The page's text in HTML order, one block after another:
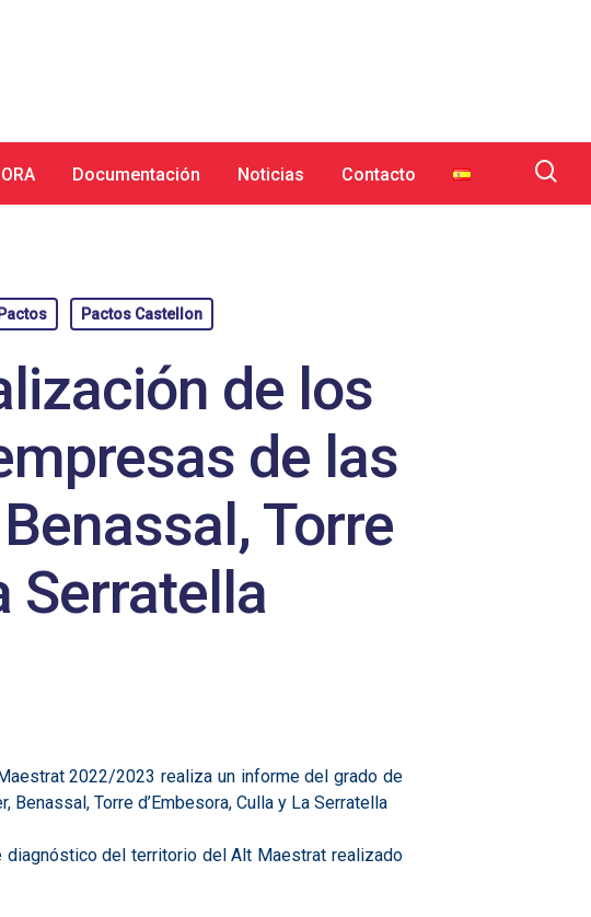
Documentación Noticias Contacto
Pactos Pactos Castellon
de los
de las
Torre
Serratella
2022/2023 realiza un informe del grado de
Torre d’Embesora, Culla y La Serratella
del territorio del Alt Maestrat realizado